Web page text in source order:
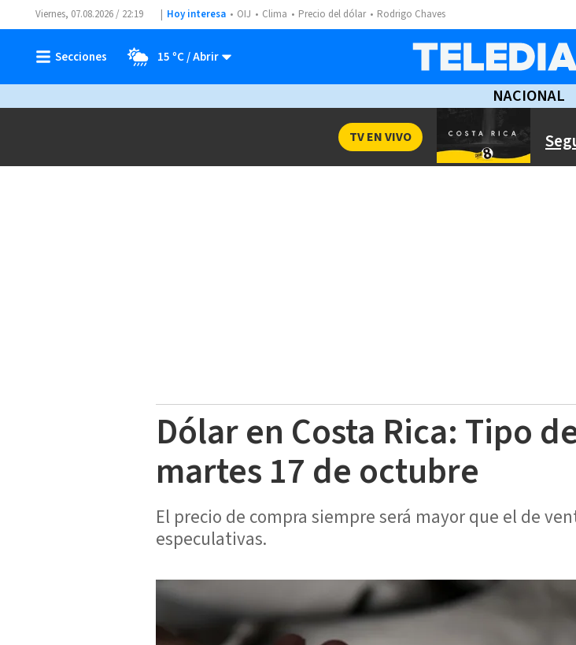
Viernes, 07.08.2026 / 22:19 Hoy interesa OIJ Clima Precio del dólar Rodrigo Chaves
15 ºC
NACIONAL
TV EN VIVO
Dólar en Costa Rica: Tipo
martes 17 de octubre
El precio de compra siempre será mayor que el de
especulativas.